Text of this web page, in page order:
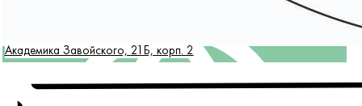
Академика Завойского, 21Б, корп. 2